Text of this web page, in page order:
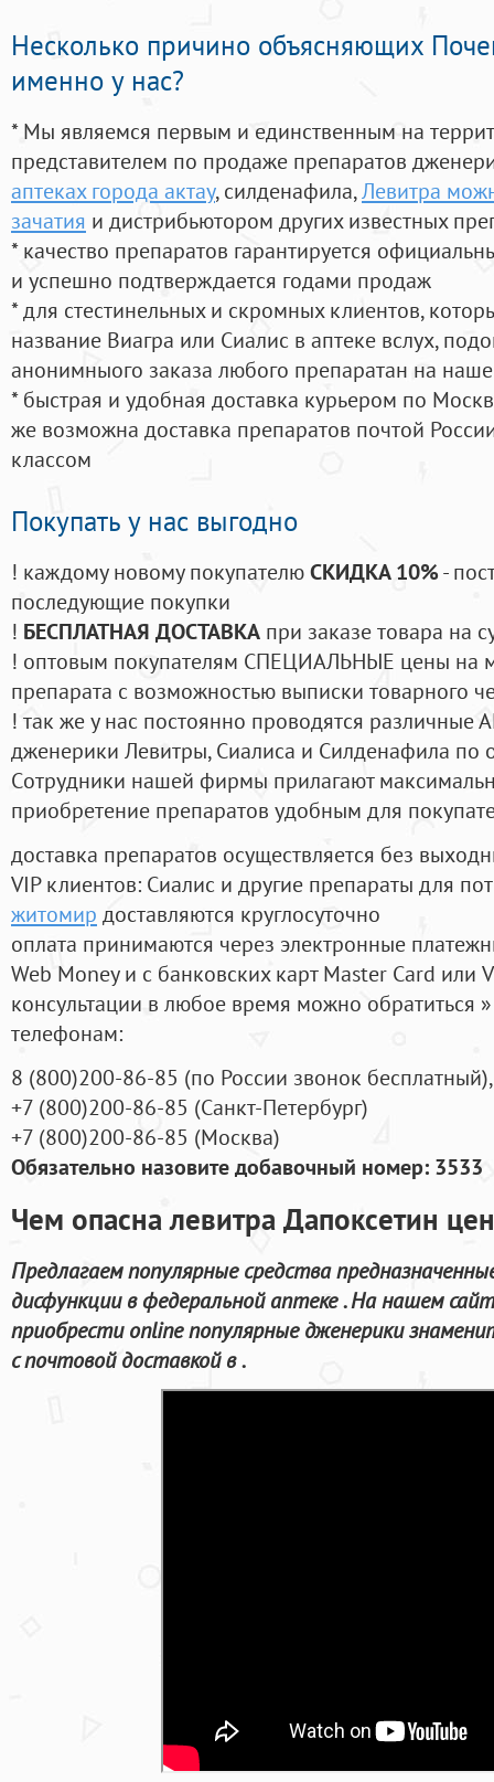
Несколько причино объясняющих
именно у нас?
* Мы являемся первым и единственным на
представителем по продаже препаратов
аптеках города актау, силденафила,Левитра
зачатия и дистрибьютором других известных
* качество препаратов гарантируется
и успешно подтверждается годами продаж
* для стестинельных и скромных клиентов,
название Виагра или Сиалис в аптеке вслух,
анонимныого заказа любого препаратан на
* быстрая и удобная доставка курьером по
же возможна доставка препаратов почтой
классом
Покупать у нас выгодно
! каждому новому покупателюСКИДКА 10%-
последующие покупки
! БЕСПЛАТНАЯ ДОСТАВКА при заказе товара на
! оптовым покупателям СПЕЦИАЛЬНЫЕ цены на
препарата с возможностью выписки товарного
! так же у нас постоянно проводятся
дженерики Левитры, Сиалиса и Силденафила по
Cотрудники нашей фирмы прилагают
приобретение препаратов удобным для
доставка препаратов осуществляется без
VIP клиентов: Сиалис и другие препараты для
житомир доставляются круглосуточно
оплата принимаются через электронные
Web Money и с банковских карт Master Card или
консультации в любое время можно обратиться
телефонам:
8 (800)200-86-85 (по России звонок бесплатный),
+7 (800)200-86-85 (Санкт-Петербург)
+7 (800)200-86-85 (Москва)
Обязательно назовите добавочный номер: 3533
Чем опасна левитра Дапоксетин
Предлагаем популярные средства
дисфункции в федеральной аптеке . На нашем
приобрести online популярные дженерики
с почтовой доставкой в .